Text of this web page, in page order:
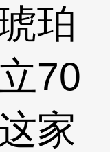
珀
70
家